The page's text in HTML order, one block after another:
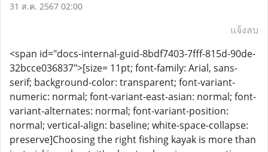
31 ส.ค. 2567 02:00
แจ้งลบ
<span id="docs-internal-guid-8bdf7403-7fff-815d-90de-
32bcce036837">[size= 11pt; font-family: Arial, sans-
serif; background-color: transparent; font-variant-
numeric: normal; font-variant-east-asian: normal; font-
variant-alternates: normal; font-variant-position:
normal; vertical-align: baseline; white-space-collapse:
preserve]Choosing the right fishing kayak is more than